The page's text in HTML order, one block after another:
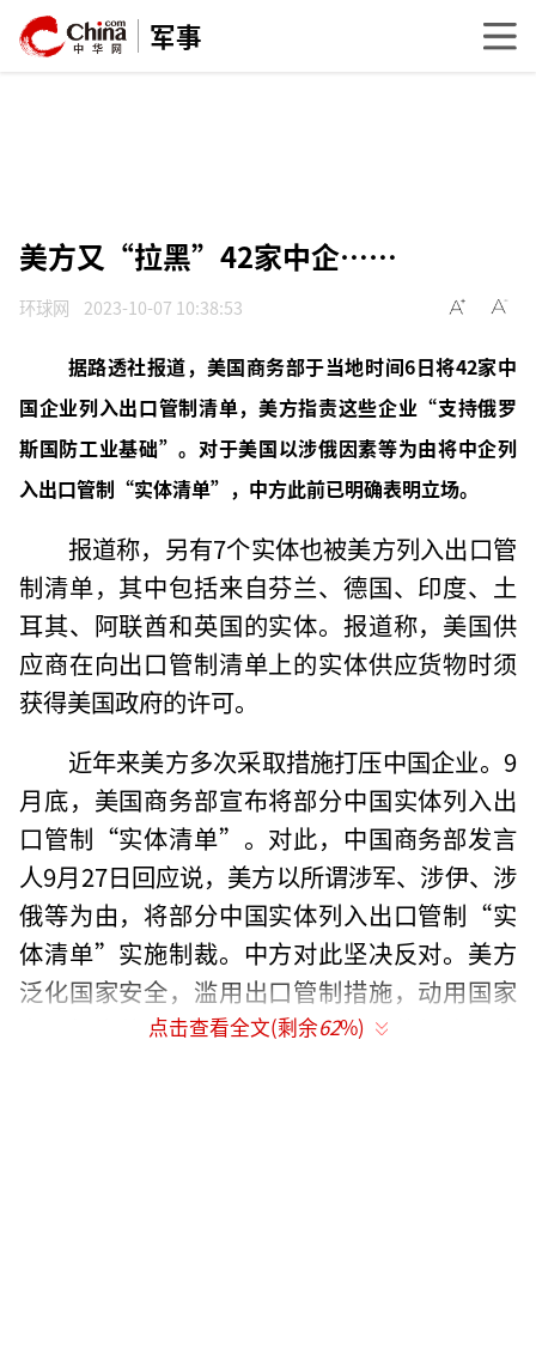
军事
美方又“拉黑”42家中企……
环球网 2023-10-07 10:38:53
据路透社报道，美国商务部于当地时间6日将42家中
国企业列入出口管制清单，美方指责这些企业“支持俄罗
斯国防工业基础”。对于美国以涉俄因素等为由将中企列
入出口管制“实体清单”，中方此前已明确表明立场。
报道称，另有7个实体也被美方列入出口管
制清单，其中包括来自芬兰、德国、印度、土
耳其、阿联酋和英国的实体。报道称，美国供
应商在向出口管制清单上的实体供应货物时须
获得美国政府的许可。
近年来美方多次采取措施打压中国企业。9
月底，美国商务部宣布将部分中国实体列入出
口管制“实体清单”。对此，中国商务部发言
人9月27日回应说，美方以所谓涉军、涉伊、涉
俄等为由，将部分中国实体列入出口管制“实
体清单”实施制裁。中方对此坚决反对。美方
泛化国家安全，滥用出口管制措施，动用国家
力量打击他国企业和个人，是典型的经济胁迫
点击查看全文(剩余62%)